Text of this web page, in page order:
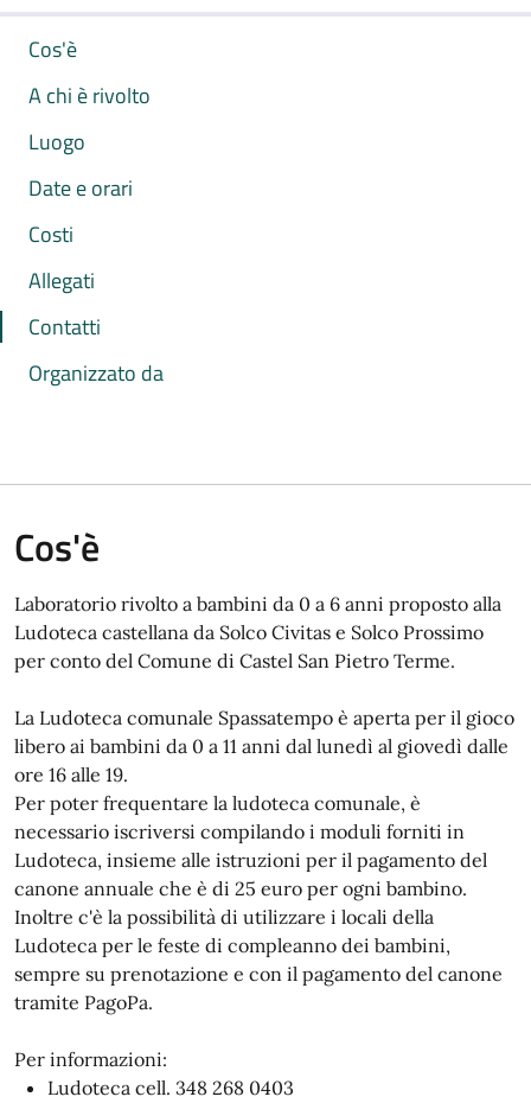
Cos'è
A chi è rivolto
Luogo
Date e orari
Costi
Allegati
Contatti
Organizzato da
Cos'è
Laboratorio rivolto a bambini da 0 a 6 anni proposto alla
Ludoteca castellana da Solco Civitas e Solco Prossimo
per conto del Comune di Castel San Pietro Terme.
La Ludoteca comunale Spassatempo è aperta per il gioco
libero ai bambini da 0 a 11 anni dal lunedì al giovedì dalle
ore 16 alle 19.
Per poter frequentare la ludoteca comunale, è
necessario iscriversi compilando i moduli forniti in
Ludoteca, insieme alle istruzioni per il pagamento del
canone annuale che è di 25 euro per ogni bambino.
Inoltre c'è la possibilità di utilizzare i locali della
Ludoteca per le feste di compleanno dei bambini,
sempre su prenotazione e con il pagamento del canone
tramite PagoPa.
Per informazioni:
Ludoteca cell. 348 268 0403